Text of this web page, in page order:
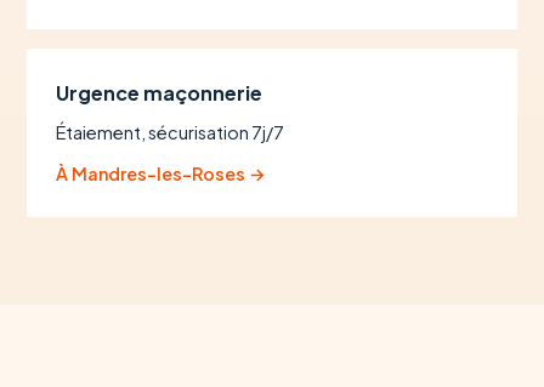
Urgence maçonnerie
Étaiement, sécurisation 7j/7
À Mandres-les-Roses →